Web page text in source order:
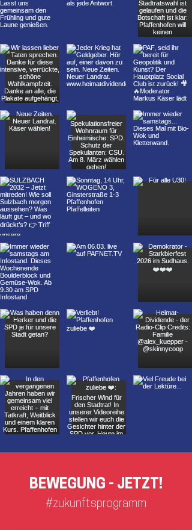
BEWEGUNG - JETZT!
#zukunftsprogramm